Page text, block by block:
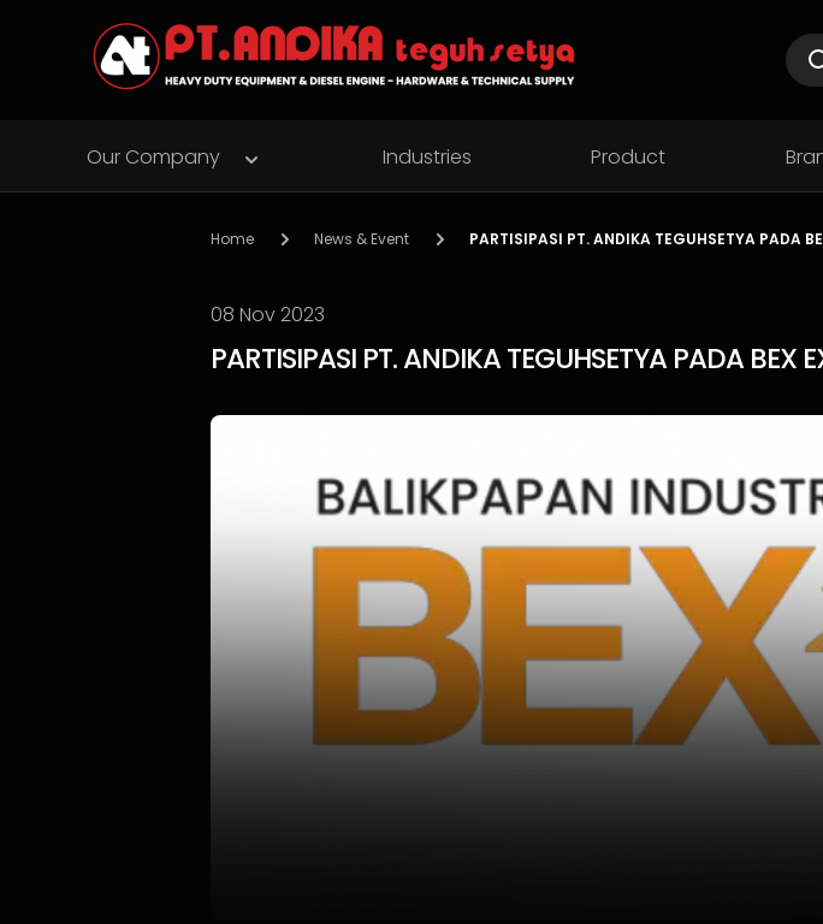
Our Company Industries Product
Home News & Event PARTISIPASI PT. ANDIKA TEGUHSETYA PADA
08 Nov 2023
PARTISIPASI PT. ANDIKA TEGUHSETYA PADA BEX